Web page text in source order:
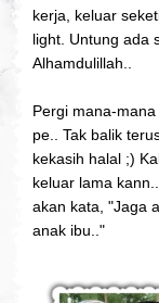
kerja, keluar
light. Untung ada
Alhamdulillah..
Pergi mana-
pe.. Tak balik
kekasih halal ;)
keluar lama
akan kata, "Jaga
anak ibu.."